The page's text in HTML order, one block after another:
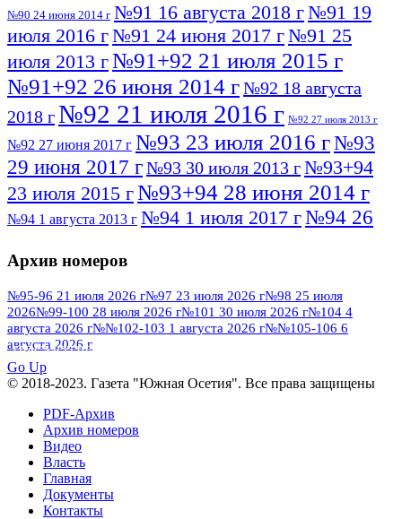
№90 24 июня 2014 г №91 16 августа 2018 г№91 19
июля 2016 г№91 24 июня 2017 г№91 25
июля 2013 г№91+92 21 июля 2015 г
№91+92 26 июня 2014 г№92 18 августа
2018 г№92 21 июля 2016 г №92 27 июля 2013 г
№92 27 июня 2017 г №93 23 июля 2016 г№93
29 июня 2017 г№93 30 июля 2013 г№93+94
23 июля 2015 г№93+94 28 июня 2014 г
№94 1 августа 2013 г №94 1 июля 2017 г№94 26
№95 7 августа 2012 г
№95 28 июля 2016 г№95+96 3 августа
2013 г№96 6 июля 2017 г№96 9 августа
2012 г №96 28 июля 2015 г
№96+97 30 июля 2016 г
№97 11 августа 2012 г
№97 30 июля 2015 г
№98 2 августа 2016 г
августа 2013 г
№98+99 11 июля 2017 г
Архив номеров
№95-96 21 июля 2026 г№97 23 июля 2026 г№98 25 июля
2026№99-100 28 июля 2026 г№101 30 июля 2026 г№104 4
августа 2026 г№№102-103 1 августа 2026 г№№105-106 6
августа 2026 г
ПОСМОТРЕТЬ ВСЕ
Go Up
© 2018-2023. Газета "Южная Осетия". Все права защищены
PDF-Архив
Архив номеров
Видео
Власть
Главная
Документы
Контакты